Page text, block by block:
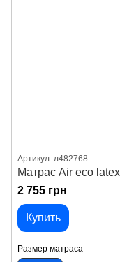
Артикул: л482768
Матрас Air eco
2 755 грн
Купить
Размер матраса